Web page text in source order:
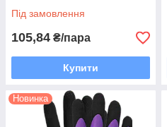
Під замовлення
105,84 ₴/пара
Купити
Новинка